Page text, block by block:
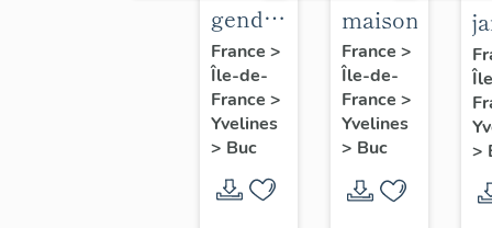
gendarmerie,
actuellement
immeuble
France >
Île-de-
France >
Yvelines
> Buc
maison
France >
Île-de-
France >
Yvelines
> Buc
>